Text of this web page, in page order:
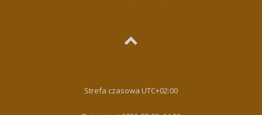
Strefa czasowa UTC+02:00